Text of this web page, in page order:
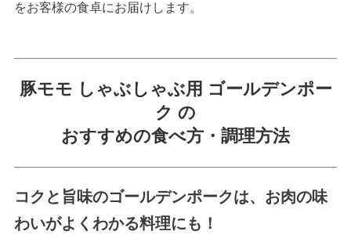
をお客様の食卓にお届けします。
豚モモ しゃぶしゃぶ用 ゴールデンポー
ク の
おすすめの食べ方・調理方法
コクと旨味のゴールデンポークは、お肉の味
わいがよくわかる料理にも！